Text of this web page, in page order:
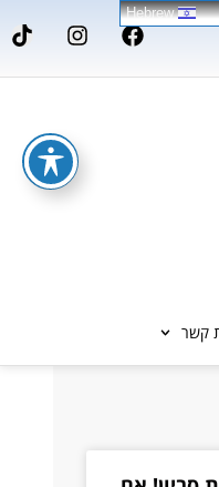
קשר
Hebrew